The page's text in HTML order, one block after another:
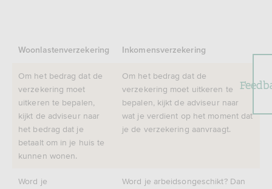
Woonlastenverzekering Inkomensverzekering
Om het bedrag dat de
verzekering moet
uitkeren te bepalen,
kijkt de adviseur naar
het bedrag dat je
betaalt om in je huis te
kunnen wonen.
Om het bedrag dat de
verzekering moet uitkeren te
bepalen, kijkt de adviseur naar
wat je verdient op het moment dat
je de verzekering aanvraagt.
Word je
Word je arbeidsongeschikt? Dan